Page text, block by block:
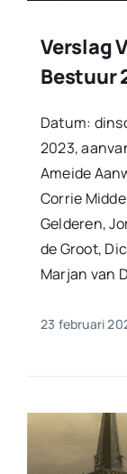
Verslag
Bestuur
Datum:
2023,
Ameide
Corrie
Gelderen,
de Groot,
Marjan van
23 februari